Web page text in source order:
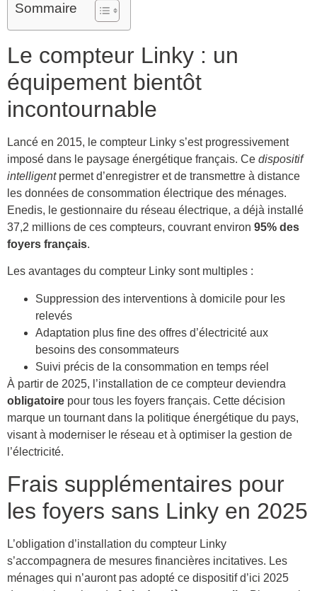
Sommaire
Le compteur Linky : un
équipement bientôt
incontournable
Lancé en 2015, le compteur Linky s’est progressivement
imposé dans le paysage énergétique français. Ce dispositif
intelligentpermet d’enregistrer et de transmettre à distance
les données de consommation électrique des ménages.
Enedis, le gestionnaire du réseau électrique, a déjà installé
37,2 millions de ces compteurs, couvrant environ 95% des
foyers français.
Les avantages du compteur Linky sont multiples :
Suppression des interventions à domicile pour les
relevés
Adaptation plus fine des offres d’électricité aux
besoins des consommateurs
Suivi précis de la consommation en temps réel
À partir de 2025, l’installation de ce compteur deviendra
obligatoire pour tous les foyers français. Cette décision
marque un tournant dans la politique énergétique du pays,
visant à moderniser le réseau et à optimiser la gestion de
l’électricité.
Frais supplémentaires pour
les foyers sans Linky en 2025
L’obligation d’installation du compteur Linky
s’accompagnera de mesures financières incitatives. Les
ménages qui n’auront pas adopté ce dispositif d’ici 2025